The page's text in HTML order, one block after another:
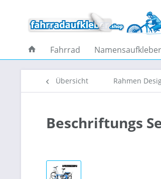
Fahrrad Namensaufkleber
Übersicht Rahmen
Beschriftungs